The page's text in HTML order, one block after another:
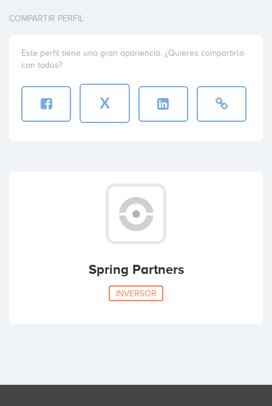
COMPARTIR PERFIL
Este perfil tiene una gran apariencia. ¿Quieres compartirlo
con todos?
X
Spring Partners
INVERSOR